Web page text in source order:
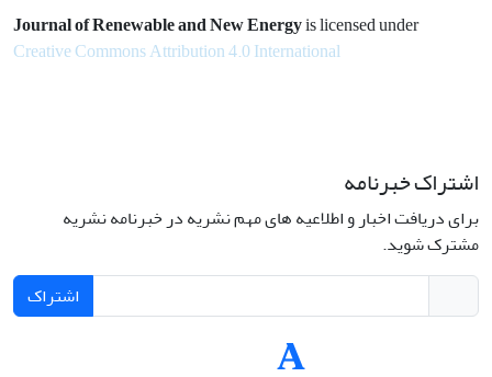
Journal of Renewable and New Energyis licensed under
Creative Commons Attribution 4.0 International
اشتراک خبرنامه
برای دریافت اخبار و اطلاعیه های مهم نشریه در خبرنامه نشریه
مشترک شوید.
اشتراک